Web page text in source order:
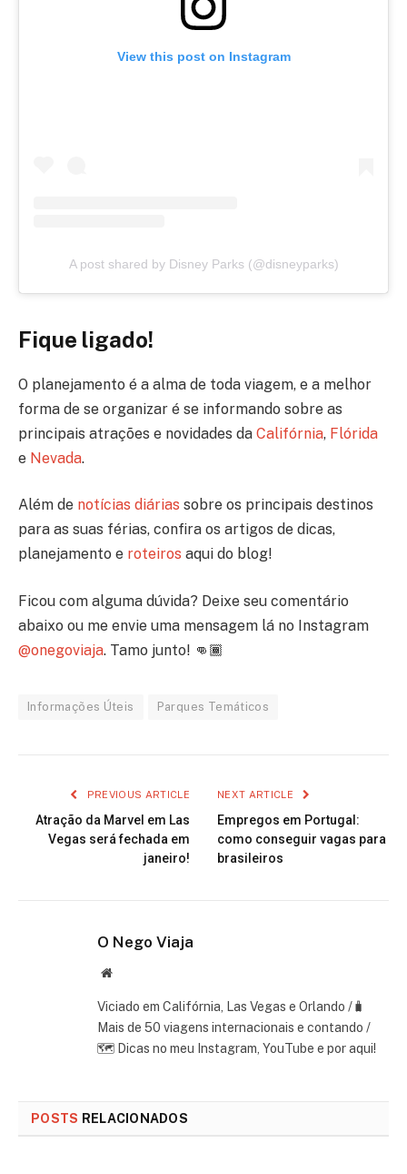
View this post on Instagram
A post shared by Disney Parks (@disneyparks)
Fique ligado!
O planejamento é a alma de toda viagem, e a melhor
forma de se organizar é se informando sobre as
principais atrações e novidades da Califórnia, Flórida
e Nevada.
Além de notícias diárias sobre os principais destinos
para as suas férias, confira os artigos de dicas,
planejamento e roteiros aqui do blog!
Ficou com alguma dúvida? Deixe seu comentário
abaixo ou me envie uma mensagem lá no Instagram
@onegoviaja. Tamo junto! 👊🏾
Informações Úteis Parques Temáticos
PREVIOUS ARTICLE
Atração da Marvel em Las
Vegas será fechada em
janeiro!
NEXT ARTICLE
Empregos em Portugal:
como conseguir vagas para
brasileiros
O Nego Viaja
Website
Viciado em Califórnia, Las Vegas e Orlando /🧳
Mais de 50 viagens internacionais e contando /
🗺 Dicas no meu Instagram, YouTube e por aqui!
POSTS RELACIONADOS